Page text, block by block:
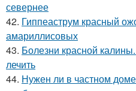
севернее
42. Гиппеаструм красный
амариллисовых
43. Болезни красной
лечить
44. Нужен ли в частном